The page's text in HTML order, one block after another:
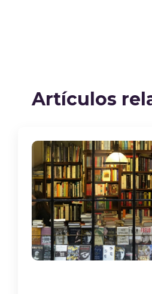
Artículos